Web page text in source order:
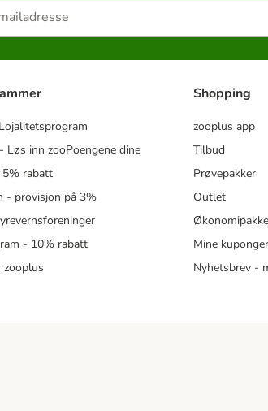
Løs inn zooPoengene dine
rabatt
- provisjon på 3%
- 10% rabatt
zooplus
Shopping
zooplus app
Tilbud
Prøvepakker
Outlet
Mine kuponger
Nyhetsbrev -